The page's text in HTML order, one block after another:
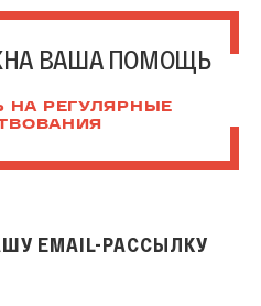
ВАША ПОМОЩЬ
НА РЕГУЛЯРНЫЕ
EMAIL-РАССЫЛКУ